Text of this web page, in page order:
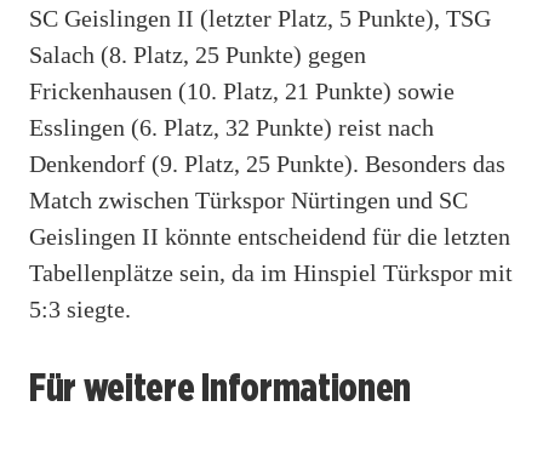
SC Geislingen II (letzter Platz, 5 Punkte), TSG
Salach (8. Platz, 25 Punkte) gegen
Frickenhausen (10. Platz, 21 Punkte) sowie
Esslingen (6. Platz, 32 Punkte) reist nach
Denkendorf (9. Platz, 25 Punkte). Besonders das
Match zwischen Türkspor Nürtingen und SC
Geislingen II könnte entscheidend für die letzten
Tabellenplätze sein, da im Hinspiel Türkspor mit
5:3 siegte.
Für weitere Informationen